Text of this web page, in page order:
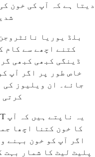
دیتا ہے کہ آپ کی خون
بلڈ یوریا
کتنے اچھے سے کام
ڈینگی کبھی کبھی
خاص طور پر اگر آپ
جائے۔ ان ویلیوز کی
کرتی
کا خون کتنا اچھا
اگر آپ کو خون بہنے
پلیٹ لیٹ کا شمار بہت